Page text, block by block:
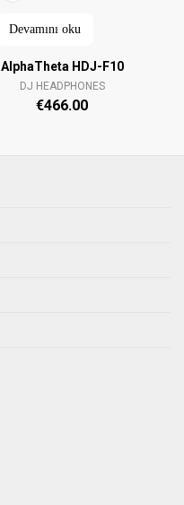
Devamını oku
AlphaTheta HDJ-F10
DJ HEADPHONES
€466.00